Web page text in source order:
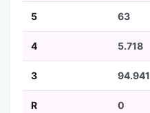
5 63
4 5.718
3 94.941
R 0